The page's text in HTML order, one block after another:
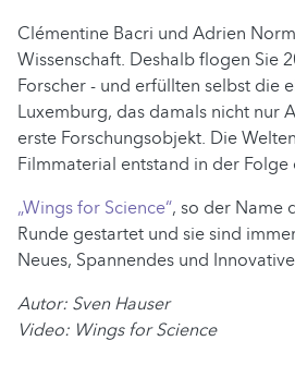
Clémentine Bacri und Adrien
Wissenschaft. Deshalb flogen Sie
Forscher - und erfüllten selbst die
Luxemburg, das damals nicht nur
erste Forschungsobjekt. Die
Filmmaterial entstand in der
„Wings for Science“, so der Name
Runde gestartet und sie sind
Neues, Spannendes und
Autor: Sven Hauser
Video: Wings for Science